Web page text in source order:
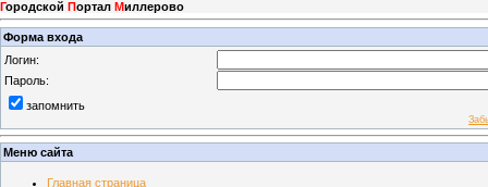
Городской Портал Миллерово
Форма входа
Логин:
Пароль:
запомнить
Меню сайта
Главная страница